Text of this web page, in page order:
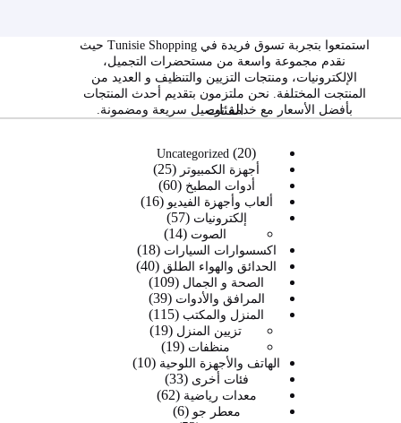
استمتعوا بتجربة تسوق فريدة في Tunisie Shopping حيث
نقدم مجموعة واسعة من مستحضرات التجميل،
الإلكترونيات، ومنتجات التزيين والتنظيف و العديد من
المنتجت المختلفة. نحن ملتزمون بتقديم أحدث المنتجات
بأفضل الأسعار مع خدمة توصيل سريعة ومضمونة.
الفئات
Uncategorized 20
20
منتج
أجهزة الكمبيوتر 25
25
منتج
أدوات المطبخ 60
60
منتج ألعاب وأجهزة الفيديو 16
16
إلكترونيات 57
57
منتج
الصوت 14
14
منتجاكسسوارات السيارات 18
18
منتج
الحدائق والهواء الطلق 40
40
الصحة و الجمال 109
109
منتجات
المرافق والأدوات 39
39
منتج
المنزل والمكتب 115
115
منتج
تزيين المنزل 19
19
منظفات 19
19
منتجالهاتف والأجهزة اللوحية 10
10
فئات أخرى 33
33
منتج
معدات رياضية 62
62
معطر جو 6
6